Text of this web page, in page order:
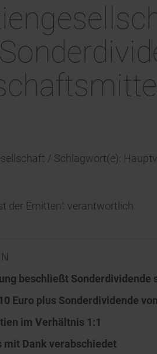
/ Schlagwort(e):
der Emittent verantwortlich.
beschließt
Euro plus Sonderdividende
im Verhältnis 1:1
mit Dank verabschiedet